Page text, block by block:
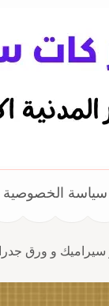
سياسة الخصوصية